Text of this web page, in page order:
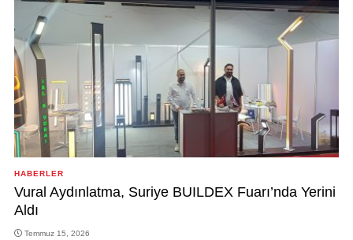
HABERLER
Vural Aydınlatma, Suriye BUILDEX Fuarı’nda Yerini
Aldı
Temmuz 15, 2026